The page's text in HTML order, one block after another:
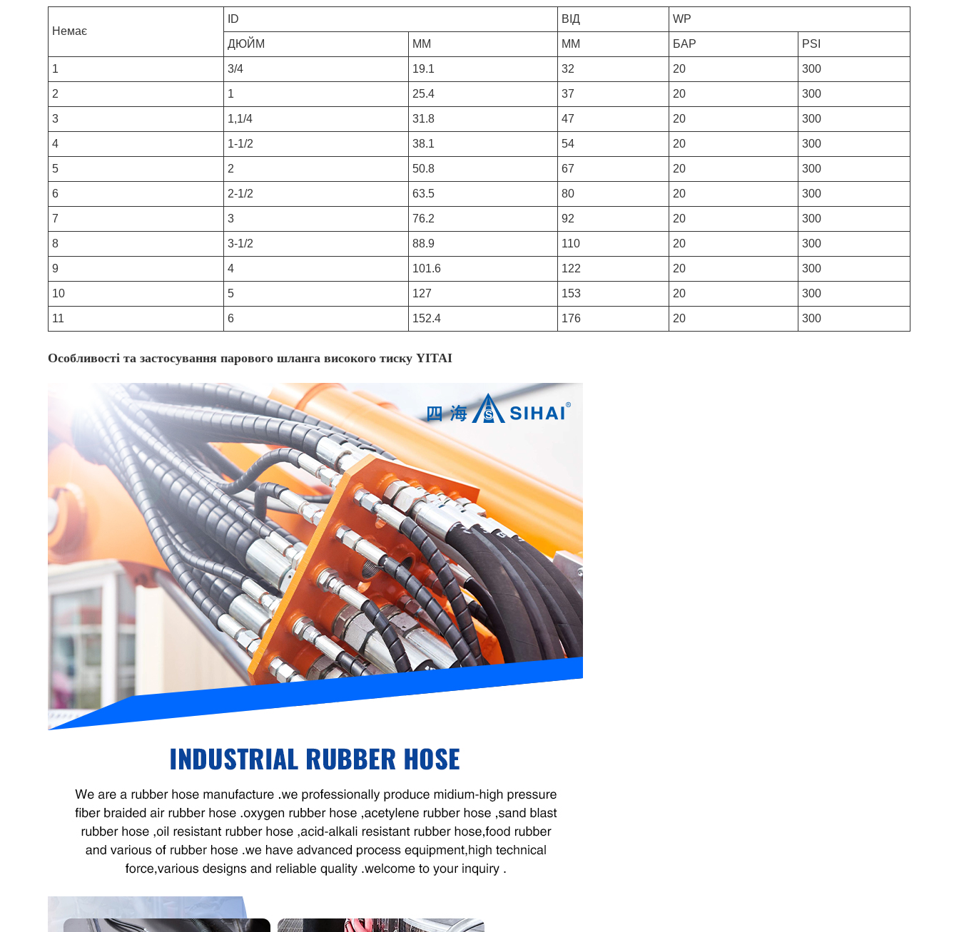
Немає
ID ВІД WP
ДЮЙМ ММ ММ БАР PSI
1 3/4 19.1 32 20 300
2 1 25.4 37 20 300
3 1,1/4 31.8 47 20 300
4 1-1/2 38.1 54 20 300
5 2 50.8 67 20 300
6 2-1/2 63.5 80 20 300
7 3 76.2 92 20 300
8 3-1/2 88.9 110 20 300
9 4 101.6 122 20 300
10 5 127 153 20 300
11 6 152.4 176 20 300
Особливості та застосування парового шланга високого тиску YITAI